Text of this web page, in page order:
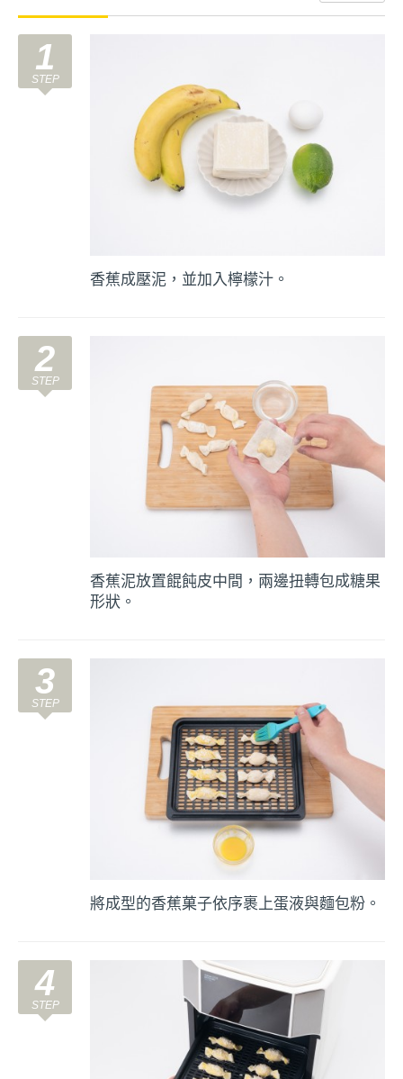
1
香蕉成壓泥，並加入檸檬汁。
2
香蕉泥放置餛飩皮中間，兩邊扭轉包成糖果
形狀。
3
將成型的香蕉菓子依序裹上蛋液與麵包粉。
4